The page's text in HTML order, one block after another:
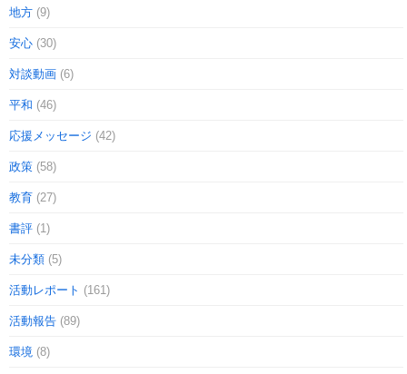
地方 (9)
安心 (30)
対談動画 (6)
平和 (46)
応援メッセージ (42)
政策 (58)
教育 (27)
書評 (1)
未分類 (5)
活動レポート (161)
活動報告 (89)
環境 (8)